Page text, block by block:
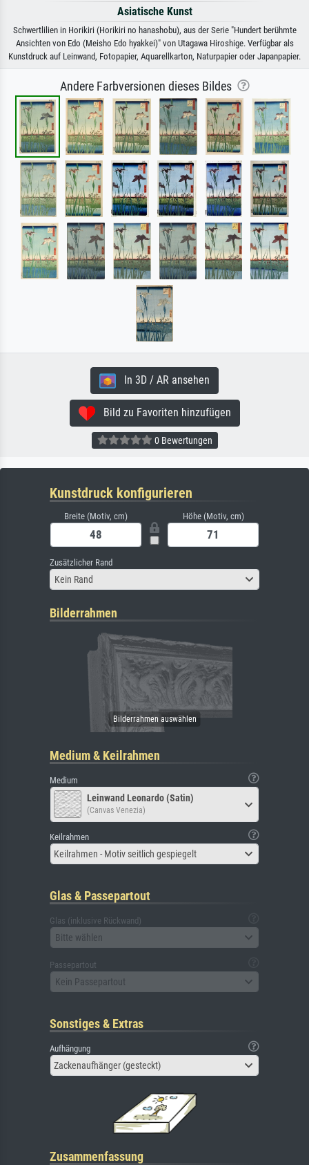
Asiatische Kunst
Schwertlilien in Horikiri (Horikiri no hanashobu), aus der Serie "Hundert berühmte
Ansichten von Edo (Meisho Edo hyakkei)" von Utagawa Hiroshige. Verfügbar als
Kunstdruck auf Leinwand, Fotopapier, Aquarellkarton, Naturpapier oder Japanpapier.
Andere Farbversionen dieses Bildes
In 3D / AR ansehen
Bild zu Favoriten hinzufügen
0 Bewertungen
Kunstdruck konfigurieren
Breite (Motiv, cm) Höhe (Motiv, cm)
Zusätzlicher Rand
Kein Rand
Bilderrahmen
Medium & Keilrahmen
Medium
Leinwand Leonardo (Satin)
(Canvas Venezia)
Keilrahmen
Keilrahmen - Motiv seitlich gespiegelt
Glas & Passepartout
Glas (inklusive Rückwand)
Bitte wählen
Passepartout
Kein Passepartout
Sonstiges & Extras
Aufhängung
Zackenaufhänger (gesteckt)
Zusammenfassung